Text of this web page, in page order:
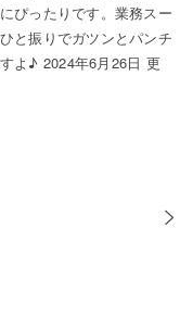
ぴったりです。業務スー
と振りでガツンとパンチ
よ♪ 2024年6月26日 更